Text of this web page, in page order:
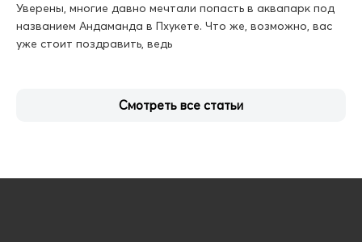
Уверены, многие давно мечтали попасть в аквапарк под
названием Андаманда в Пхукете. Что же, возможно, вас
уже стоит поздравить, ведь
Смотреть все статьи